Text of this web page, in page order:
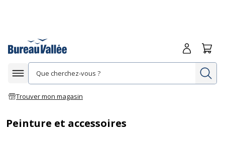
Afficher la navigation
Trouver mon magasin
Me
Peinture et accessoires